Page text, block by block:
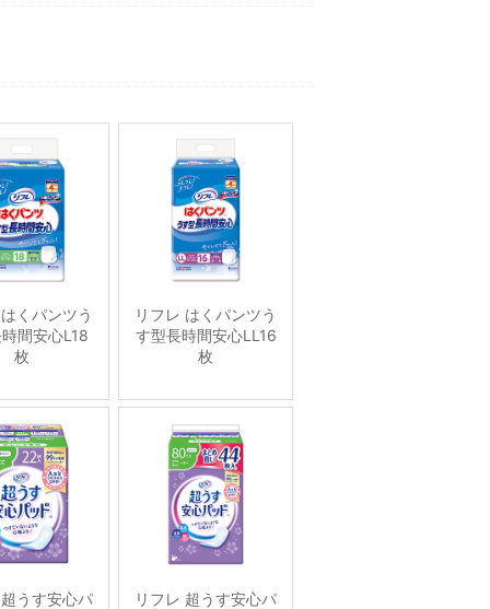
くパンツう
間安心L18
枚
リフレ はくパンツう
す型長時間安心LL16
枚
うす安心パ
リフレ 超うす安心パ